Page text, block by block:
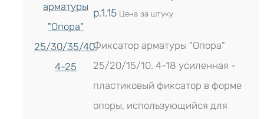
р.1.15 Цена за штуку
Фиксатор арматуры "Опора"
25/20/15/10. 4-18 усиленная -
пластиковый фиксатор в форме
опоры, использующийся для